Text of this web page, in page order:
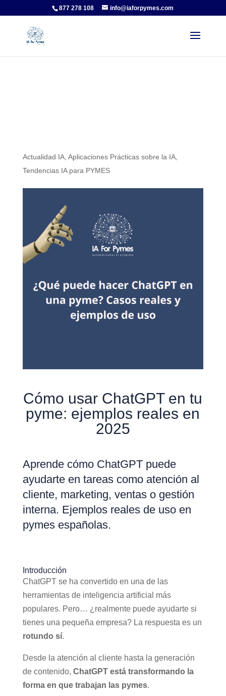
877 278 108 info@iaforpymes.com
Actualidad IA, Aplicaciones Prácticas sobre la IA,
Tendencias IA para PYMES
Cómo usar ChatGPT en tu
pyme: ejemplos reales en
2025
Aprende cómo ChatGPT puede
ayudarte en tareas como atención al
cliente, marketing, ventas o gestión
interna. Ejemplos reales de uso en
pymes españolas.
Introducción
ChatGPT se ha convertido en una de las
herramientas de inteligencia artificial más
populares. Pero… ¿realmente puede ayudarte si
tienes una pequeña empresa? La respuesta es un
rotundo sí.
Desde la atención al cliente hasta la generación
de contenido, ChatGPT está transformando la
forma en que trabajan las pymes.